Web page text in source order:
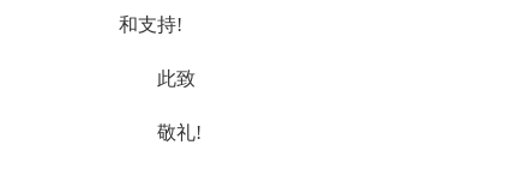
和支持!
此致
敬礼!